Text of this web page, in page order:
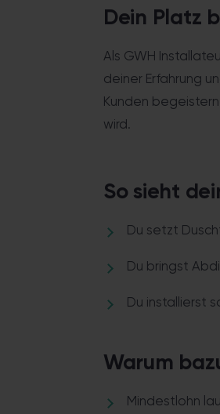
Dein Platz
Als GWH
deiner Erfahrung
Kunden
wird.
So sieht
Du setzt
Du bringst
Du installierst
Warum
Mindestlohn